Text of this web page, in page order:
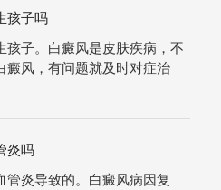
孩子吗
孩子。白癜风是皮肤疾病，不
癜风，有问题就及时对症治
炎吗
管炎导致的。白癜风病因复